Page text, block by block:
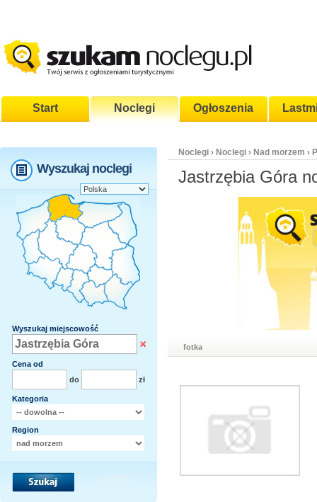
Start Noclegi Ogłoszenia
Wyszukaj noclegi
Wyszukaj miejscowość
Cena od
do
zł
Kategoria
Region
Noclegi › Noclegi › Nad morzem ›
Jastrzębia Góra
fotka